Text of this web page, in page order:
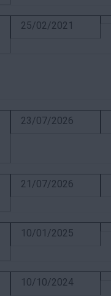
25/02/2021
23/07/2026
21/07/2026
10/01/2025
10/10/2024